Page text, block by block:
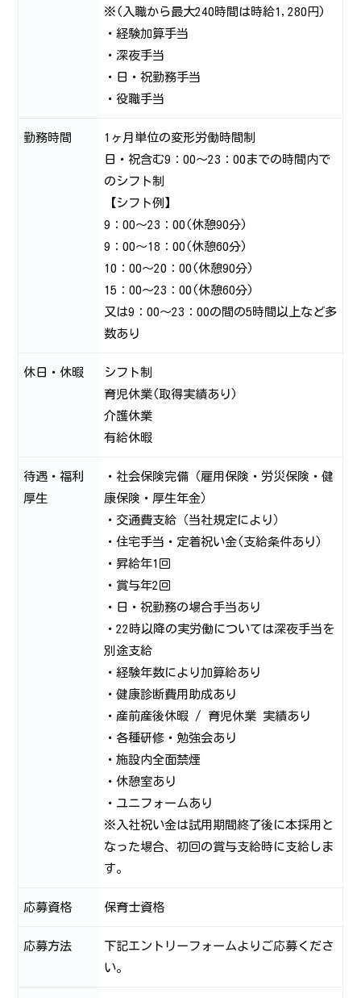
※(入職から最大240時間は時給1,280円)
・経験加算手当
・深夜手当
・日・祝勤務手当
・役職手当
勤務時間
1ヶ月単位の変形労働時間制
日・祝含む9：00～23：00までの時間内で
のシフト制
【シフト例】
9：00～23：00(休憩90分)
9：00～18：00(休憩60分)
10：00～20：00(休憩90分)
15：00～23：00(休憩60分)
又は9：00～23：00の間の5時間以上など多
数あり
休日・休暇
シフト制
育児休業(取得実績あり)
介護休業
有給休暇
待遇・福利
厚生
・社会保険完備（雇用保険・労災保険・健
康保険・厚生年金）
・交通費支給（当社規定により）
・住宅手当・定着祝い金(支給条件あり)
・昇給年1回
・賞与年2回
・日・祝勤務の場合手当あり
・22時以降の実労働については深夜手当を
別途支給
・経験年数により加算給あり
・健康診断費用助成あり
・産前産後休暇 / 育児休業 実績あり
・各種研修・勉強会あり
・施設内全面禁煙
・休憩室あり
・ユニフォームあり
※入社祝い金は試用期間終了後に本採用と
なった場合、初回の賞与支給時に支給しま
す。
応募資格 保育士資格
応募方法
下記エントリーフォームよりご応募くださ
い。